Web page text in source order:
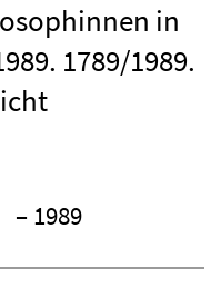
in
1789/1989.
– 1989